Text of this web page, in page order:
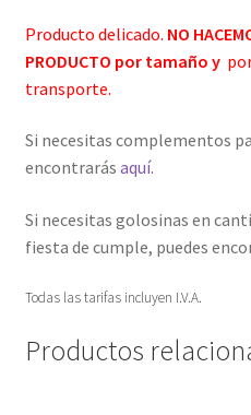
Producto delicado. NO
PRODUCTO por tamaño y
transporte.
Si necesitas complementos
encontrarás aquí.
Si necesitas golosinas en
fiesta de cumple, puedes
Todas las tarifas incluyen I.V.A.
Productos